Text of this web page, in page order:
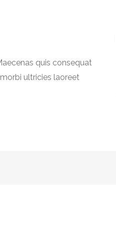
quis consequat
ultricies laoreet